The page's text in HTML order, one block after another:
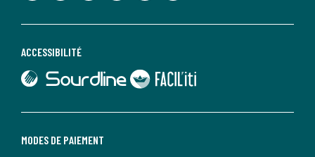
MODES DE PAIEMENT
ACCESSIBILITÉ
lien vers Sourdline
lien vers Faciliti